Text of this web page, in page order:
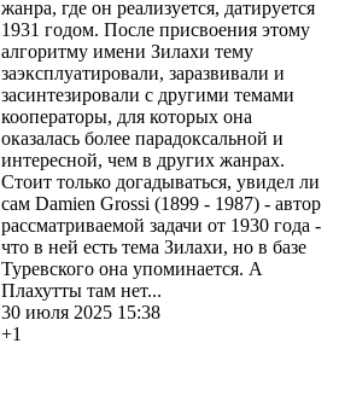
жанра, где он реализуется, датируется
1931 годом. После присвоения этому
алгоритму имени Зилахи тему
заэксплуатировали, заразвивали и
засинтезировали с другими темами
кооператоры, для которых она
оказалась более парадоксальной и
интересной, чем в других жанрах.
Стоит только догадываться, увидел ли
сам Damien Grossi (1899 - 1987) - автор
рассматриваемой задачи от 1930 года -
что в ней есть тема Зилахи, но в базе
Туревского она упоминается. А
Плахутты там нет...
30 июля 2025 15:38
+1